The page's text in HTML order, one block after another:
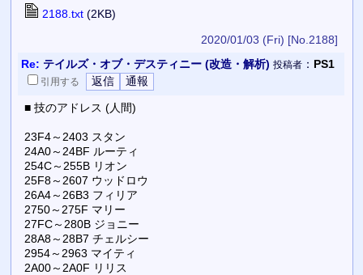
2188.txt(2KB)
2020/01/03 (Fri) [No.2188]
Re: テイルズ・オブ・デスティニー (改造・解析) 投稿者： PS1
引用する
■ 技のアドレス (人間)
23F4～2403 スタン
24A0～24BF ルーティ
254C～255B リオン
25F8～2607 ウッドロウ
26A4～26B3 フィリア
2750～275F マリー
27FC～280B ジョニー
28A8～28B7 チェルシー
2954～2963 マイティ
2A00～2A0F リリス